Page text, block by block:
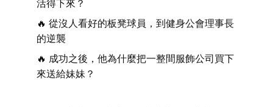
活得下來？
🔥 從沒人看好的板凳球員，到健身公會理事長
的逆襲
🔥 成功之後，他為什麼把一整間服飾公司買下
來送給妹妹？